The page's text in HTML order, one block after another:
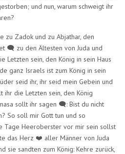
und nun, warum schweigt ihr
zu Zadok und zu Abjathar, den
🗨️ zu den Ältesten von Juda und
sein, den König in sein Haus
ganz Israels ist zum König in sein
seid ihr, ihr seid mein Gebein und
ihr die Letzten sein, den König
sollt ihr sagen 🗨️: Bist du nicht
So soll mir Gott tun und so
Tage Heeroberster vor mir sein sollst
das Herz ❤️ aller Männer von Juda
sie sandten zum König: Kehre zurück,